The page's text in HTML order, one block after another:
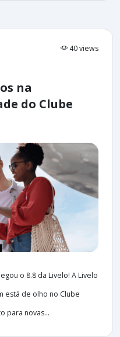
40 views
na
do Clube
o 8.8 da Livelo! A Livelo
está de olho no Clube
para novas...